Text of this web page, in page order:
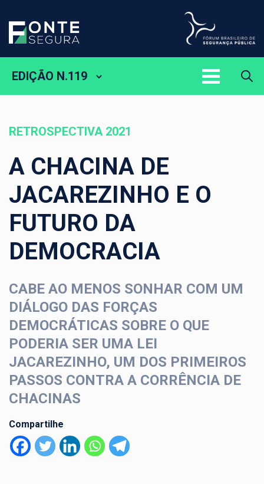
EDIÇÃO N.119
RETROSPECTIVA 2021
A CHACINA DE
JACAREZINHO E O
FUTURO DA
DEMOCRACIA
CABE AO MENOS SONHAR COM UM
DIÁLOGO DAS FORÇAS
DEMOCRÁTICAS SOBRE O QUE
PODERIA SER UMA LEI
JACAREZINHO, UM DOS PRIMEIROS
PASSOS CONTRA A CORRÊNCIA DE
CHACINAS
Compartilhe